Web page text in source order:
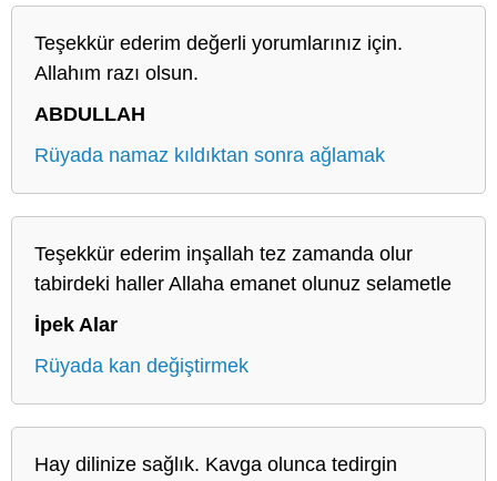
Teşekkür ederim değerli yorumlarınız için.
Allahım razı olsun.
ABDULLAH
Rüyada namaz kıldıktan sonra ağlamak
Teşekkür ederim inşallah tez zamanda olur
tabirdeki haller Allaha emanet olunuz selametle
İpek Alar
Rüyada kan değiştirmek
Hay dilinize sağlık. Kavga olunca tedirgin